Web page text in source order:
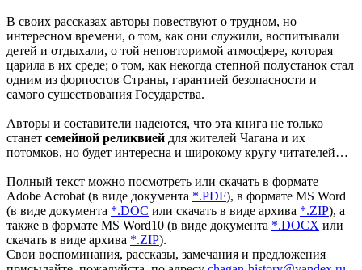
В своих рассказах авторы повествуют о трудном, но
интересном времени, о том, как они служили, воспитывали
детей и отдыхали, о той неповторимой атмосфере, которая
царила в их среде; о том, как некогда степной полустанок стал
одним из форпостов Страны, гарантией безопасности и
самого существования Государства.
Авторы и составители надеются, что эта книга не только
станет семейной реликвией для жителей Чагана и их
потомков, но будет интересна и широкому кругу читателей…
Полный текст можно посмотреть или скачать в формате
Adobe Acrobat (в виде документа *.PDF), в формате MS Word
(в виде документа *.DOC или скачать в виде архива *.ZIP), а
также в формате MS Word10 (в виде документа *.DOCX или
скачать в виде архива *.ZIP).
Свои воспоминания, рассказы, замечания и предложения